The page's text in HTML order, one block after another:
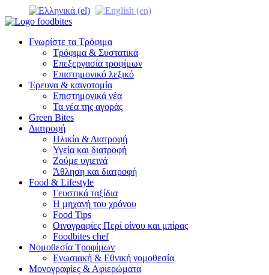
Γνωρίστε τα Τρόφιμα
Τρόφιμα & Συστατικά
Επεξεργασία τροφίμων
Επιστημονικό λεξικό
Έρευνα & καινοτομία
Επιστημονικά νέα
Τα νέα της αγοράς
Green Bites
Διατροφή
Ηλικία & Διατροφή
Υγεία και διατροφή
Ζούμε υγιεινά
Άθληση και διατροφή
Food & Lifestyle
Γευστικά ταξίδια
Η μηχανή του χρόνου
Food Tips
Οινογραφίες Περί οίνου και μπίρας
Foodbites chef
Νομοθεσία Τροφίμων
Ενωσιακή & Εθνική νομοθεσία
Μονογραφίες & Αφιερώματα